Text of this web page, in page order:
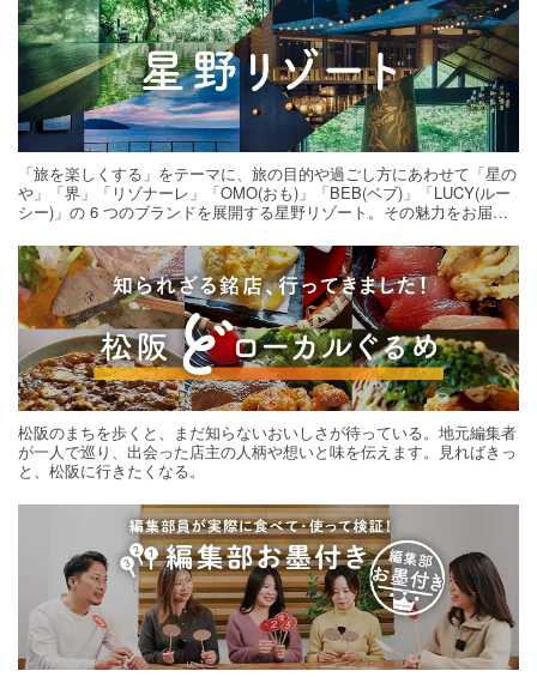
「旅を楽しくする」をテーマに、旅の目的や過ごし方にあわせて「星の
や」「界」「リゾナーレ」「OMO(おも)」「BEB(ベブ)」「LUCY(ルー
シー)」の 6 つのブランドを展開する星野リゾート。その魅力をお届け
松阪のまちを歩くと、まだ知らないおいしさが待っている。地元編集者
が一人で巡り、出会った店主の人柄や想いと味を伝えます。見ればきっ
と、松阪に行きたくなる。